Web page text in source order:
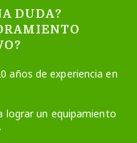
DUDA?
años de experiencia en
lograr un equipamiento